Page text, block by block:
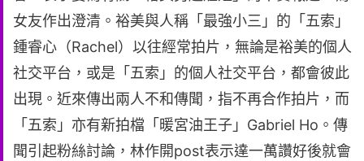
女友作出澄清。裕美與人稱「最強小三」的「五索」
鍾睿心（Rachel）以往經常拍片，無論是裕美的個人
社交平台，或是「五索」的個人社交平台，都會彼此
出現。近來傳出兩人不和傳聞，指不再合作拍片，而
「五索」亦有新拍檔「暖宮油王子」Gabriel Ho。傳
聞引起粉絲討論，林作開post表示達一萬讚好後就會